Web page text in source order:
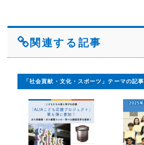
関連する記事
「社会貢献・文化・スポーツ」テーマの記事